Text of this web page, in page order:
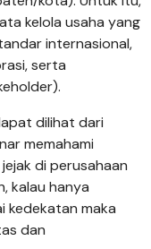
kelola usaha yang
internasional,
serta
dilihat dari
memahami
di perusahaan
kalau hanya
kedekatan maka
dan